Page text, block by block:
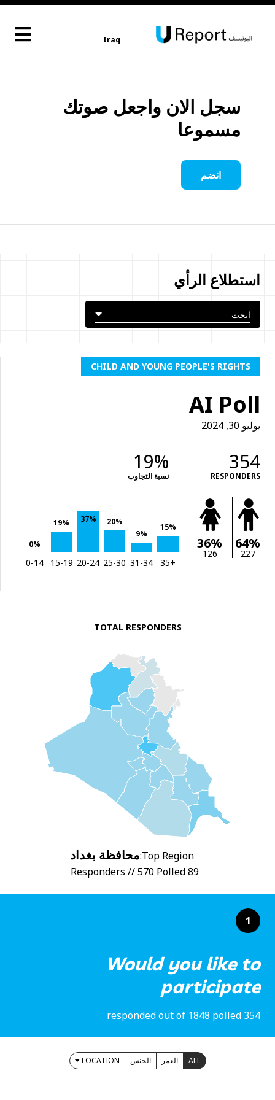
Iraq
سجل الان واجعل صوتك
مسموعا
انضم
استطلاع الرأي
CHILD AND YOUNG PEOPLE'S RIGHTS
AI Poll
يوليو 30, 2024
354
RESPONDERS
19%
نسبة التجاوب
64%
227
36%
126
0%
19% 37%
20%
9%
15%
0-14 15-19 20-24 25-30 31-34 35+
TOTAL RESPONDERS
Top Region: محافظة بغداد
89 Responders // 570 Polled
1
Would you like to
participate
354 responded out of 1848 polled
ALL العمر الجنس LOCATION